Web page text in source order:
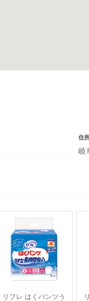
住
岐
リフレ はくパンツう